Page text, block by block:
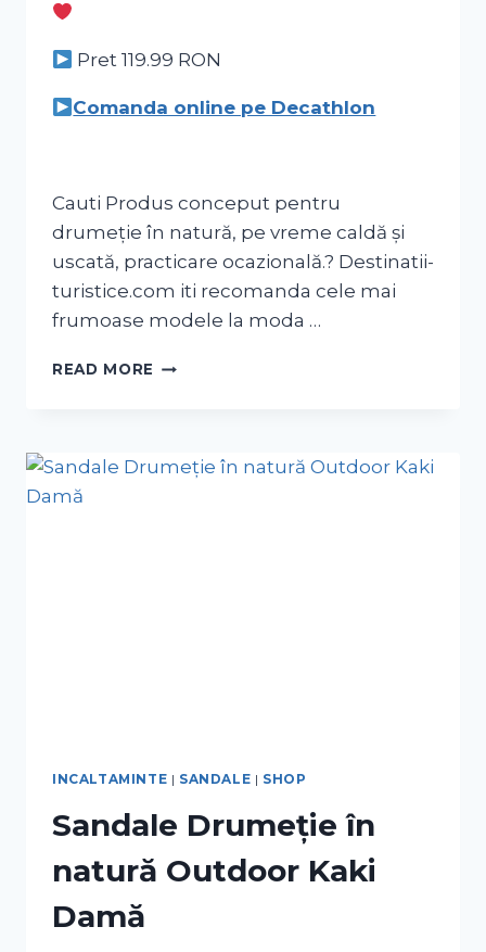
Pret 119.99 RON
Comanda online pe Decathlon
Cauti Produs conceput pentru
drumeție în natură, pe vreme caldă și
uscată, practicare ocazională.? Destinatii-
turistice.com iti recomanda cele mai
frumoase modele la moda …
READ MORE
INCALTAMINTE | SANDALE | SHOP
Sandale Drumeție în
natură Outdoor Kaki
Damă